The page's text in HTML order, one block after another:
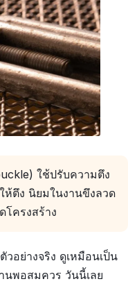
ใช้ปรับความตึง
ตึง นิยมในงานขึงลวด
โครงสร้าง
วอย่างจริง ดูเหมือนเป็น
นพอสมควร วันนี้เลย